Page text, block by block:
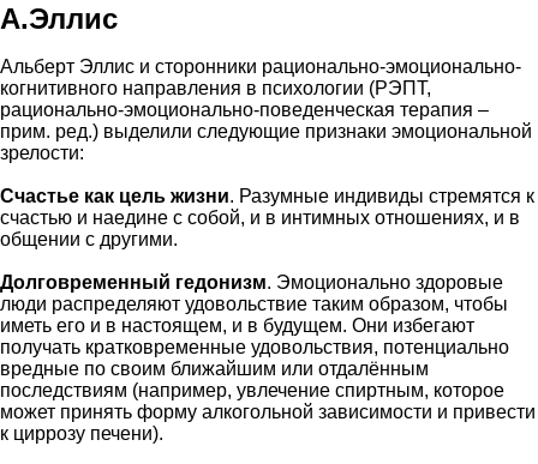
А.Эллис
Альберт Эллис и сторонники рационально-эмоционально-
когнитивного направления в психологии (РЭПТ,
рационально-эмоционально-поведенческая терапия –
прим. ред.) выделили следующие признаки эмоциональной
зрелости:
Счастье как цель жизни. Разумные индивиды стремятся к
счастью и наедине с собой, и в интимных отношениях, и в
общении с другими.
Долговременный гедонизм. Эмоционально здоровые
люди распределяют удовольствие таким образом, чтобы
иметь его и в настоящем, и в будущем. Они избегают
получать кратковременные удовольствия, потенциально
вредные по своим ближайшим или отдалённым
последствиям (например, увлечение спиртным, которое
может принять форму алкогольной зависимости и привести
к циррозу печени).